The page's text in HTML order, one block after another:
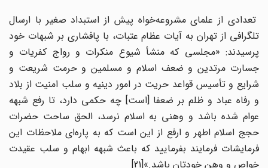
تعدادی از علمای مشروعه‌خواه پیش از استبداد صغیر با ارسال
تلگرافی از تهران به آیات عظام عتبات، با پافشاری بر شبهات خود
پرسیدند: «مجلسی که منشأ شیوع منکرات و رواج کفریات و
جسارت مرتدین و ضعف اسلام و مسلمین و حرمت شریعت و
شرایع و تأسیس قواعد حریت در امور دینیه و سلب امنیت از بلاد
و رفاه عباد و ظلم بر ضعفا [است] چه حکمی دارد، تا رفع شبهه
عوام شده باشد و وهنی به اسلام نرسد، الحق ساحت حضرات
حجج اسلام اطهر و ارفع از این است که به پاره‌ای ملاحظات این
فرمایشات فرمایند بفرمایید که باعث شبهه ابهام و سلب عقیدت
خواص و وهن خودتان باشد.»[21]